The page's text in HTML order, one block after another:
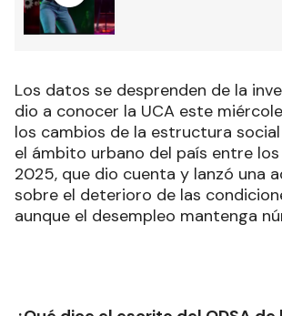
Los datos se desprenden de la
dio a conocer la UCA este
los cambios de la estructura
el ámbito urbano del país entre
2025, que dio cuenta y lanzó una
sobre el deterioro de las
aunque el desempleo mantenga